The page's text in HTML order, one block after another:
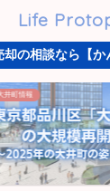
Life
却の相談なら【か
井町情報